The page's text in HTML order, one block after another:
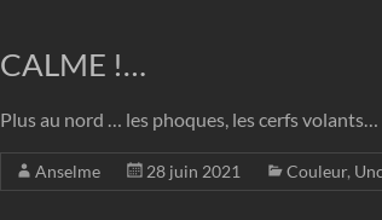
CALME !…
Plus au nord … les phoques, les cerfs
Anselme 28 juin 2021 Couleur,